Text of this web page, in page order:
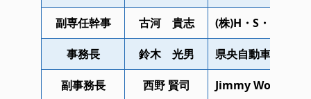
副専任幹事 古河 貴志 (株)H・S・K
事務長 鈴木 光男 県央自動車株式会
副事務長 西野 賢司 Jimmy Works